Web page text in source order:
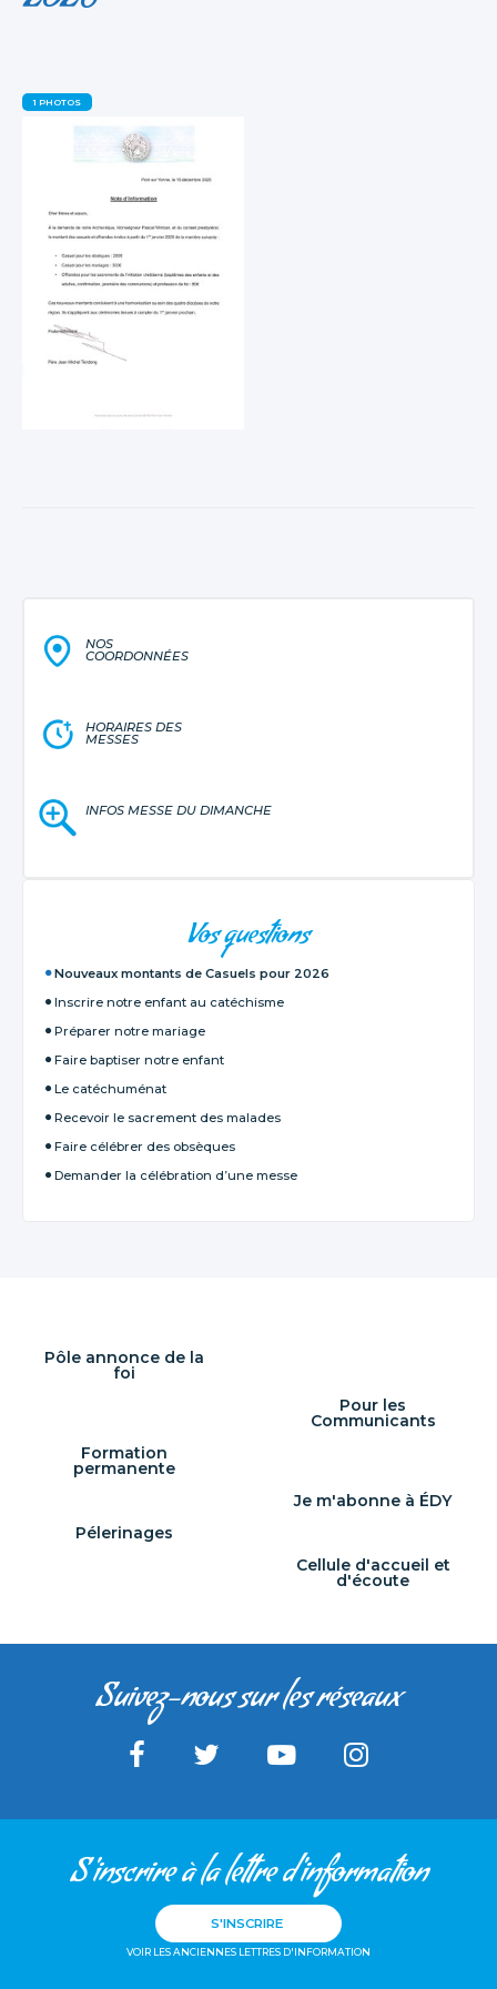
1 PHOTOS
NOS
COORDONNÉES
HORAIRES DES
MESSES
INFOS MESSE DU DIMANCHE
Vos questions
Nouveaux montants de Casuels pour 2026
Inscrire notre enfant au catéchisme
Préparer notre mariage
Faire baptiser notre enfant
Le catéchuménat
Recevoir le sacrement des malades
Faire célébrer des obsèques
Demander la célébration d’une messe
Pôle annonce de la
foi
Pour les
Communicants
Formation
permanente
Je m'abonne à ÉDY
Pélerinages
Cellule d'accueil et
d'écoute
Suivez-nous sur les réseaux
S'inscrire à la lettre d'information
S'INSCRIRE
VOIR LES ANCIENNES LETTRES D'INFORMATION